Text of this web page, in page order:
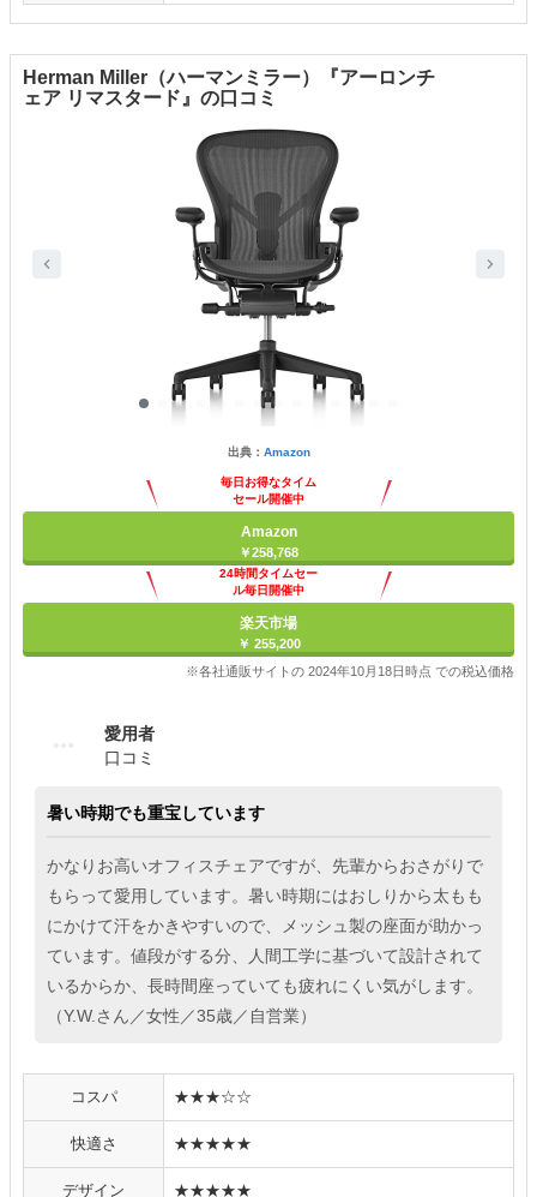
Herman Miller（ハーマンミラー）『アーロンチ
ェア リマスタード』の口コミ
出典： Amazon
毎日お得なタイム
セール開催中
Amazon
￥258,768
24時間タイムセー
ル毎日開催中
楽天市場
￥ 255,200
※各社通販サイトの 2024年10月18日時点 での税込価格
愛用者
口コミ
暑い時期でも重宝しています
かなりお高いオフィスチェアですが、先輩からおさがりで
もらって愛用しています。暑い時期にはおしりから太もも
にかけて汗をかきやすいので、メッシュ製の座面が助かっ
ています。値段がする分、人間工学に基づいて設計されて
いるからか、長時間座っていても疲れにくい気がします。
（Y.W.さん／女性／35歳／自営業）
コスパ ★★★☆☆
快適さ ★★★★★
デザイン ★★★★★